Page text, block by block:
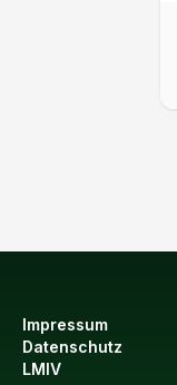
Impressum
Datenschutz
LMIV